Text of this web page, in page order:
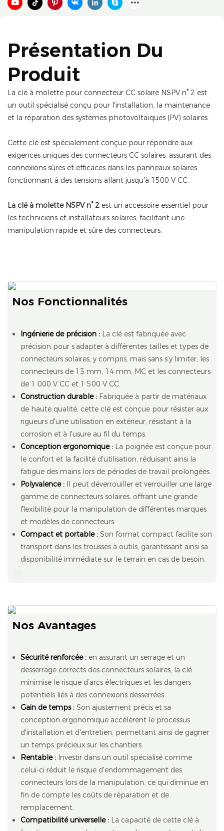
Présentation Du
Produit
La clé à molette pour connecteur CC solaire NSPV n° 2 est
un outil spécialisé conçu pour l'installation, la maintenance
et la réparation des systèmes photovoltaïques (PV) solaires.
Cette clé est spécialement conçue pour répondre aux
exigences uniques des connecteurs CC solaires, assurant des
connexions sûres et efficaces dans les panneaux solaires
fonctionnant à des tensions allant jusqu'à 1500 V CC.
La clé à molette NSPV n° 2 est un accessoire essentiel pour
les techniciens et installateurs solaires, facilitant une
manipulation rapide et sûre des connecteurs.
Nos Fonctionnalités
Ingénierie de précision :La clé est fabriquée avec
précision pour s’adapter à différentes tailles et types de
connecteurs solaires, y compris, mais sans s’y limiter, les
connecteurs de 13 mm, 14 mm, MC et les connecteurs
de 1 000 V CC et 1 500 V CC.
Construction durable :Fabriquée à partir de matériaux
de haute qualité, cette clé est conçue pour résister aux
rigueurs d'une utilisation en extérieur, résistant à la
corrosion et à l'usure au fil du temps.
Conception ergonomique :La poignée est conçue pour
le confort et la facilité d'utilisation, réduisant ainsi la
fatigue des mains lors de périodes de travail prolongées.
Polyvalence :Il peut déverrouiller et verrouiller une large
gamme de connecteurs solaires, offrant une grande
flexibilité pour la manipulation de différentes marques
et modèles de connecteurs.
Compact et portable :Son format compact facilite son
transport dans les trousses à outils, garantissant ainsi sa
disponibilité immédiate sur le terrain en cas de besoin.
Nos Avantages
Sécurité renforcée :en assurant un serrage et un
desserrage corrects des connecteurs solaires, la clé
minimise le risque d’arcs électriques et les dangers
potentiels liés à des connexions desserrées.
Gain de temps :Son ajustement précis et sa
conception ergonomique accélèrent le processus
d'installation et d'entretien, permettant ainsi de gagner
un temps précieux sur les chantiers.
Rentable :Investir dans un outil spécialisé comme
celui-ci réduit le risque d'endommagement des
connecteurs lors de la manipulation, ce qui diminue en
fin de compte les coûts de réparation et de
remplacement.
Compatibilité universelle :La capacité de cette clé à